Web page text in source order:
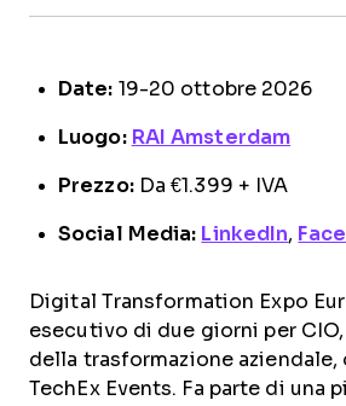
Date: 19-20 ottobre 2026
Luogo: RAI Amsterdam
Prezzo:Da €1.399 + IVA
Social Media: LinkedIn,
Digital Transformation Expo
esecutivo di due giorni per
della trasformazione aziendale,
TechEx Events. Fa parte di una